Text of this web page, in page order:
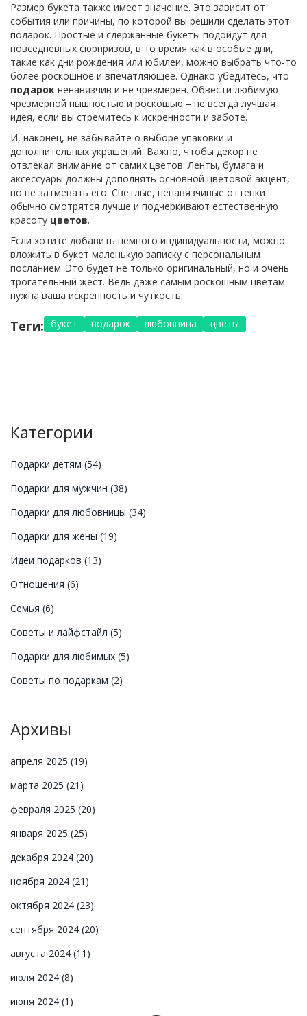
Размер букета также имеет значение. Это зависит от
события или причины, по которой вы решили сделать этот
подарок. Простые и сдержанные букеты подойдут для
повседневных сюрпризов, в то время как в особые дни,
такие как дни рождения или юбилеи, можно выбрать что-то
более роскошное и впечатляющее. Однако убедитесь, что
подарок ненавязчив и не чрезмерен. Обвести любимую
чрезмерной пышностью и роскошью – не всегда лучшая
идея, если вы стремитесь к искренности и заботе.
И, наконец, не забывайте о выборе упаковки и
дополнительных украшений. Важно, чтобы декор не
отвлекал внимание от самих цветов. Ленты, бумага и
аксессуары должны дополнять основной цветовой акцент,
но не затмевать его. Светлые, ненавязчивые оттенки
обычно смотрятся лучше и подчеркивают естественную
красоту цветов.
Если хотите добавить немного индивидуальности, можно
вложить в букет маленькую записку с персональным
посланием. Это будет не только оригинальный, но и очень
трогательный жест. Ведь даже самым роскошным цветам
нужна ваша искренность и чуткость.
Теги: букет подарок любовница цветы
Категории
Подарки детям (54)
Подарки для мужчин (38)
Подарки для любовницы (34)
Подарки для жены (19)
Идеи подарков (13)
Отношения (6)
Семья (6)
Советы и лайфстайл (5)
Подарки для любимых (5)
Советы по подаркам (2)
Архивы
апреля 2025 (19)
марта 2025 (21)
февраля 2025 (20)
января 2025 (25)
декабря 2024 (20)
ноября 2024 (21)
октября 2024 (23)
сентября 2024 (20)
августа 2024 (11)
июля 2024 (8)
июня 2024 (1)